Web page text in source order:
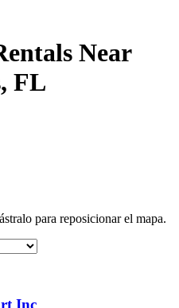
Near
FL
para reposicionar el mapa.
Inc